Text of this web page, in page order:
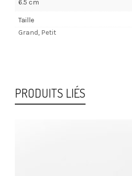
6.5 cm
Taille
Grand, Petit
PRODUITS LIÉS